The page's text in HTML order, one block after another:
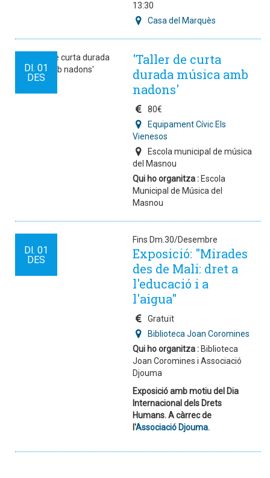
13:30
Casa del Marquès
Dl. 01
DES
'Taller de curta
durada música amb
nadons'
80€
Equipament Cívic Els
Vienesos
Escola municipal de música
del Masnou
Qui ho organitza : Escola
Municipal de Música del
Masnou
Dl. 01
DES
Fins Dm.30/Desembre
Exposició: "Mirades
des de Mali: dret a
l'educació i a
l'aigua"
Gratuït
Biblioteca Joan Coromines
Qui ho organitza : Biblioteca
Joan Coromines i Associació
Djouma
Exposició amb motiu del Dia
Internacional dels Drets
Humans. A càrrec de
l'Associació Djouma.